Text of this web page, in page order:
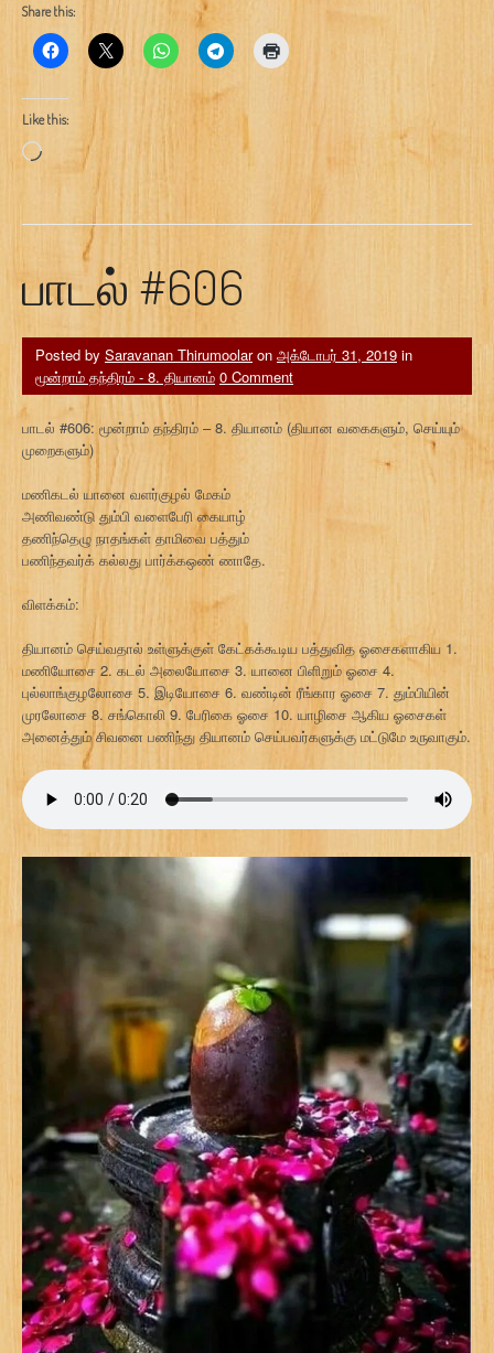
Share this:
Like this:
Loading…
பாடல் #606
Posted by Saravanan Thirumoolaron அக்டோபர் 31, 2019 in
மூன்றாம் தந்திரம் - 8. தியானம் 0 Comment
பாடல் #606: மூன்றாம் தந்திரம் – 8. தியானம் (தியான வகைகளும், செய்யும்
முறைகளும்)
மணிகடல் யானை வளர்குழல் மேகம்
அணிவண்டு தும்பி வளைபேரி கையாழ்
தணிந்தெழு நாதங்கள் தாமிவை பத்தும்
பணிந்தவர்க் கல்லது பார்க்கஒண் ணாதே.
விளக்கம்:
தியானம் செய்வதால் உள்ளுக்குள் கேட்கக்கூடிய பத்துவித ஓசைகளாகிய 1.
மணியோசை 2. கடல் அலையோசை 3. யானை பிளிறும் ஓசை 4.
புல்லாங்குழலோசை 5. இடியோசை 6. வண்டின் ரீங்கார ஓசை 7. தும்பியின்
முரலோசை 8. சங்கொலி 9. பேரிகை ஓசை 10. யாழிசை ஆகிய ஓசைகள்
அனைத்தும் சிவனை பணிந்து தியானம் செய்பவர்களுக்கு மட்டுமே உருவாகும்.